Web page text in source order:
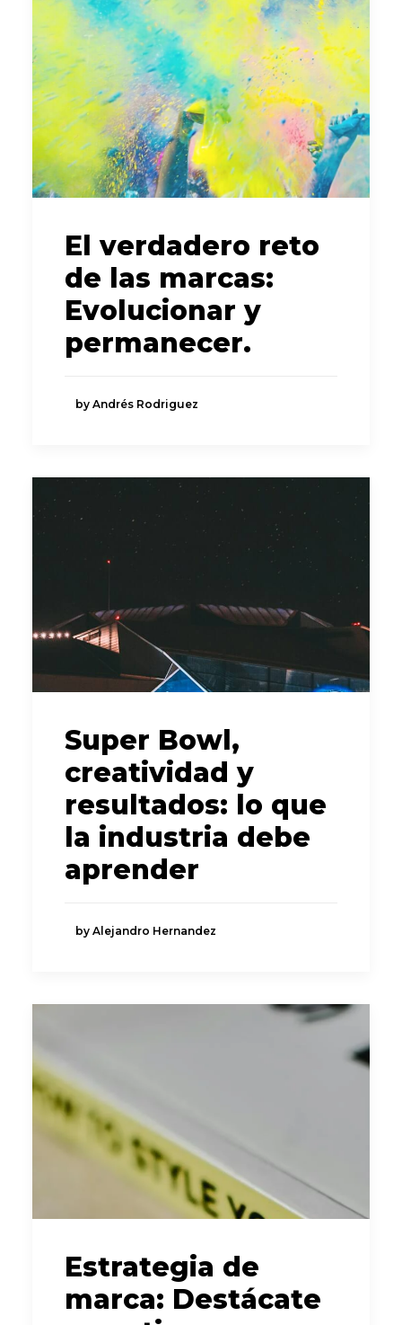
El verdadero reto
de las marcas:
Evolucionar y
permanecer.
by Andrés Rodriguez
Super Bowl,
creatividad y
resultados: lo que
la industria debe
aprender
by Alejandro Hernandez
Estrategia de
marca: Destácate